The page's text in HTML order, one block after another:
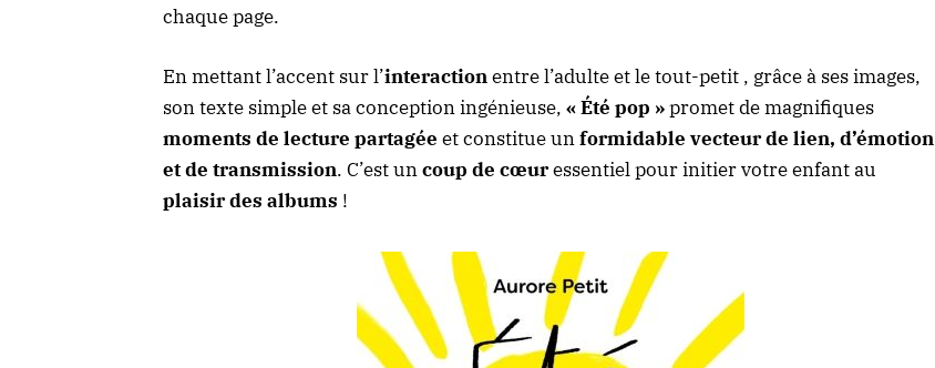
chaque page.
En mettant l’accent sur l’interactionentre l’adulte et le tout-petit , grâce à ses images,
son texte simple et sa conception ingénieuse, « Été pop »promet de magnifiques
moments de lecture partagée et constitue unformidable vecteur de lien, d’émotion
et de transmission. C’est uncoup de cœuressentiel pour initier votre enfant au
plaisir des albums !